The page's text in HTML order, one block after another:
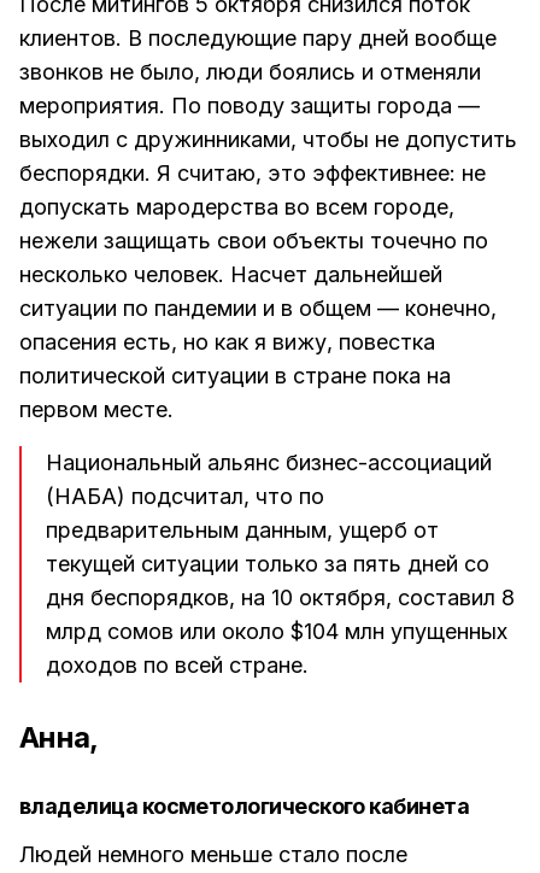
клиентов. В последующие пару дней вообще
звонков не было, люди боялись и отменяли
мероприятия. По поводу защиты города —
выходил с дружинниками, чтобы не допустить
беспорядки. Я считаю, это эффективнее: не
допускать мародерства во всем городе,
нежели защищать свои объекты точечно по
несколько человек. Насчет дальнейшей
ситуации по пандемии и в общем — конечно,
опасения есть, но как я вижу, повестка
политической ситуации в стране пока на
первом месте.
Национальный альянс бизнес-ассоциаций
(НАБА) подсчитал, что по
предварительным данным, ущерб от
текущей ситуации только за пять дней со
дня беспорядков, на 10 октября, составил 8
млрд сомов или около $104 млн упущенных
доходов по всей стране.
Анна,
владелица косметологического кабинета
Людей немного меньше стало после